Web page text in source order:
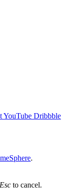
YouTube Dribbble
.
Esc to cancel.